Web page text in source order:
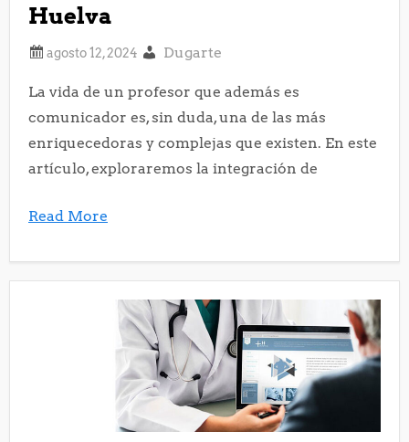
Huelva
Dugarte
La vida de un profesor que además es
comunicador es, sin duda, una de las más
enriquecedoras y complejas que existen. En este
artículo, exploraremos la integración de
Read More